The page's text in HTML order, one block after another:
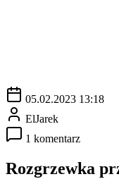
05.02.2023 13:18
ElJarek
1 komentarz
Rozgrzewka